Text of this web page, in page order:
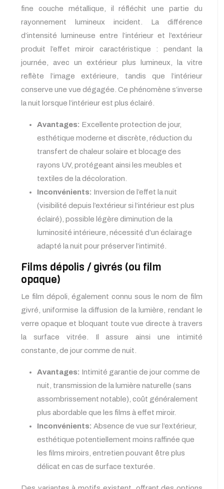
fine couche métallique, il réfléchit une partie du
rayonnement lumineux incident. La différence
d’intensité lumineuse entre l’intérieur et l’extérieur
produit l’effet miroir caractéristique : pendant la
journée, avec un extérieur plus lumineux, la vitre
reflète l’image extérieure, tandis que l’intérieur
conserve une vue dégagée. Ce phénomène s’inverse
la nuit lorsque l’intérieur est plus éclairé.
Avantages: Excellente protection de jour,
esthétique moderne et discrète, réduction du
transfert de chaleur solaire et blocage des
rayons UV, protégeant ainsi les meubles et
textiles de la décoloration.
Inconvénients: Inversion de l’effet la nuit
(visibilité depuis l’extérieur si l’intérieur est plus
éclairé), possible légère diminution de la
luminosité intérieure, nécessité d’un éclairage
adapté la nuit pour préserver l’intimité.
Films dépolis / givrés (ou film
opaque)
Le film dépoli, également connu sous le nom de film
givré, uniformise la diffusion de la lumière, rendant le
verre opaque et bloquant toute vue directe à travers
la surface vitrée. Il assure ainsi une intimité
constante, de jour comme de nuit.
Avantages: Intimité garantie de jour comme de
nuit, transmission de la lumière naturelle (sans
assombrissement notable), coût généralement
plus abordable que les films à effet miroir.
Inconvénients: Absence de vue sur l’extérieur,
esthétique potentiellement moins raffinée que
les films miroirs, entretien pouvant être plus
délicat en cas de surface texturée.